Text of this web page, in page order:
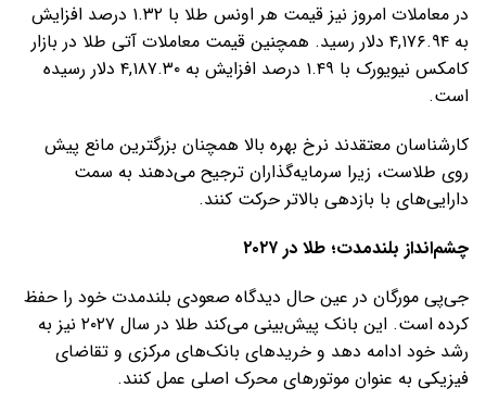
در معاملات امروز نیز قیمت هر اونس طلا با ۱.۳۲ درصد افزایش
به ۴,۱۷۶.۹۴ دلار رسید. همچنین قیمت معاملات آتی طلا در بازار
کامکس نیویورک با ۱.۴۹ درصد افزایش به ۴,۱۸۷.۳۰ دلار رسیده
است.
کارشناسان معتقدند نرخ بهره بالا همچنان بزرگترین مانع پیش
روی طلاست، زیرا سرمایه‌گذاران ترجیح می‌دهند به سمت
دارایی‌های با بازدهی بالاتر حرکت کنند.
چشم‌انداز بلندمدت؛ طلا در ۲۰۲۷
جی‌پی مورگان در عین حال دیدگاه صعودی بلندمدت خود را حفظ
کرده است. این بانک پیش‌بینی می‌کند طلا در سال ۲۰۲۷ نیز به
رشد خود ادامه دهد و خریدهای بانک‌های مرکزی و تقاضای
فیزیکی به عنوان موتورهای محرک اصلی عمل کنند.